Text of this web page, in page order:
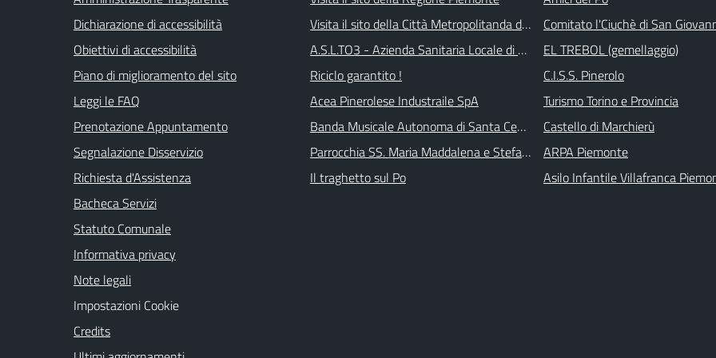
Dichiarazione di accessibilità
Obiettivi di accessibilità
Piano di miglioramento del sito
Leggi le FAQ
Prenotazione Appuntamento
Segnalazione Disservizio
Richiesta d'Assistenza
Bacheca Servizi
Statuto Comunale
Informativa privacy
Note legali
Impostazioni Cookie
Credits
Visita il sito della Città Metropolitanda di Torino
A.S.L.TO3 - Azienda Sanitaria Locale di Collegno e Pinerolo
Riciclo garantito !
Acea Pinerolese Industraile SpA
Banda Musicale Autonoma di Santa Cecilia
Parrocchia SS. Maria Maddalena e Stefano
Il traghetto sul Po
Comitato l'Ciuchè di San
EL TREBOL (gemellaggio)
C.I.S.S. Pinerolo
Turismo Torino e Provincia
Castello di Marchierù
ARPA Piemonte
Asilo Infantile Villafranca